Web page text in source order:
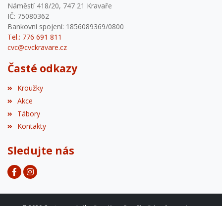
Náměstí 418/20, 747 21 Kravaře
IČ: 75080362
Bankovní spojení: 1856089369/0800
Tel.: 776 691 811
cvc@cvckravare.cz
Časté odkazy
Kroužky
Akce
Tábory
Kontakty
Sledujte nás